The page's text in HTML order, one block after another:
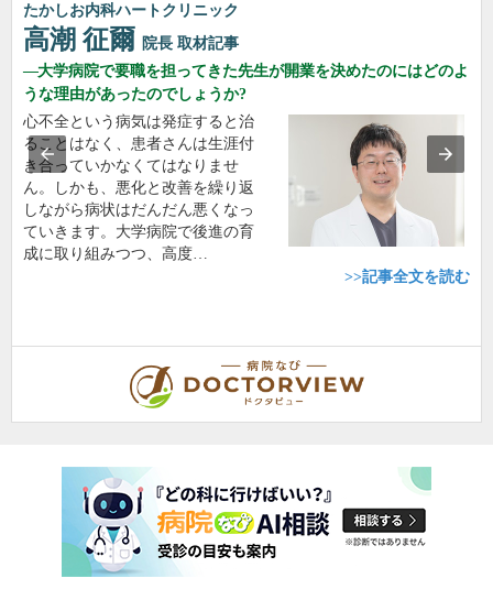
たかしお内科ハートクリニック
高潮 征爾 院長 取材記事
大学病院で要職を担ってきた先生が開業を決めたのにはどのよ
うな理由があったのでしょうか?
心不全という病気は発症すると治
ることはなく、患者さんは生涯付
き合っていかなくてはなりませ
ん。しかも、悪化と改善を繰り返
しながら病状はだんだん悪くなっ
ていきます。大学病院で後進の育
成に取り組みつつ、高度…
>>記事全文を読む